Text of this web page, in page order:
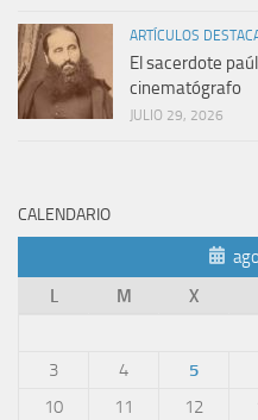
ARTÍCULOS
El sacerdote
cinematógrafo
JULIO 29, 2026
CALENDARIO
L
M X
3
4 5
10
11 12